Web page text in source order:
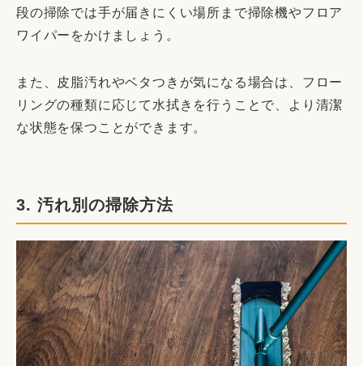
段の掃除では手が届きにくい場所まで掃除機やフロア
ワイパーをかけましょう。
また、皮脂汚れやベタつきが気になる場合は、フロー
リングの種類に応じて水拭きを行うことで、より清潔
な状態を保つことができます。
3. 汚れ別の掃除方法